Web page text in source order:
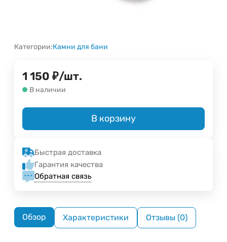
Категории:Камни для бани
1 150 ₽/шт.
В наличии
В корзину
Быстрая доставка
Гарантия качества
Обратная связь
Обзор Характеристики Отзывы (0)